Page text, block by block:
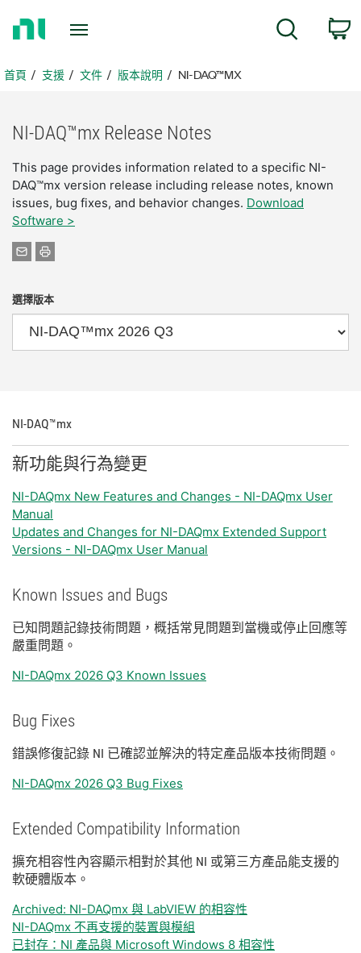
頁首頁 支援 文件 版本說明 NI-DAQ™MX
NI-DAQ™mx Release Notes
This page provides information related to a specific NI-
DAQ™mx version release including release notes, known
issues, bug fixes, and behavior changes. Download
Software >
選擇版本
NI-DAQ™mx
新功能與行為變更
NI-DAQmx New Features and Changes - NI-DAQmx User
Manual
Updates and Changes for NI-DAQmx Extended Support
Versions - NI-DAQmx User Manual
Known Issues and Bugs
已知問題記錄技術問題， 概括常見問題到 當機或停止回應等
嚴重問題。
NI-DAQmx 2026 Q3 Known Issues
Bug Fixes
錯誤修復記錄 NI 已確認並解決的特定產品版本技術問題。
NI-DAQmx 2026 Q3 Bug Fixes
Extended Compatibility Information
擴充相容性內容顯示相對於其他 NI 或第三方產品能支援的
軟硬體版本。
Archived: NI-DAQmx 與 LabVIEW 的相容性
NI-DAQmx 不再支援的裝置與模組
已封存：NI 產品與 Microsoft Windows 8 相容性